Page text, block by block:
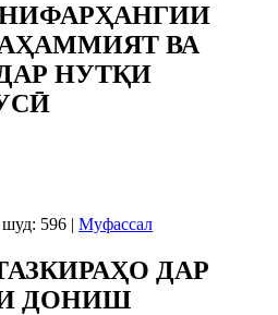
ВА
НУТҚИ
596 | Муфассал
ДАР
ДОНИШ